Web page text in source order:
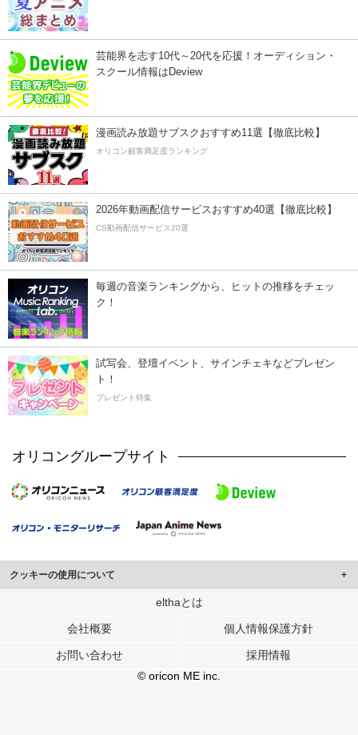
芸能界を志す10代～20代を応援！オーディション・
スクール情報はDeview
漫画読み放題サブスクおすすめ11選【徹底比較】
オリコン顧客満足度ランキング
2026年動画配信サービスおすすめ40選【徹底比較】
CS動画配信サービス20選
毎週の音楽ランキングから、ヒットの推移をチェッ
ク！
試写会、登壇イベント、サインチェキなどプレゼン
ト！
プレゼント特集
オリコングループサイト
クッキーの使用について
このサイトでは Cookie を使用して、ユーザーに合わせたコンテンツや広告の
行っています。
メディアや広告配信、データ解析の各パートナーに提供しています。
各パートナーは、この情報とユーザーが各パートナーに提供した他の情報や、
ユーザーが各パートナーのサービスを使用したときに収集した他の情報を組み
elthaとは
会社概要 個人情報保護方針
お問い合わせ
採用情報
© oricon ME inc.